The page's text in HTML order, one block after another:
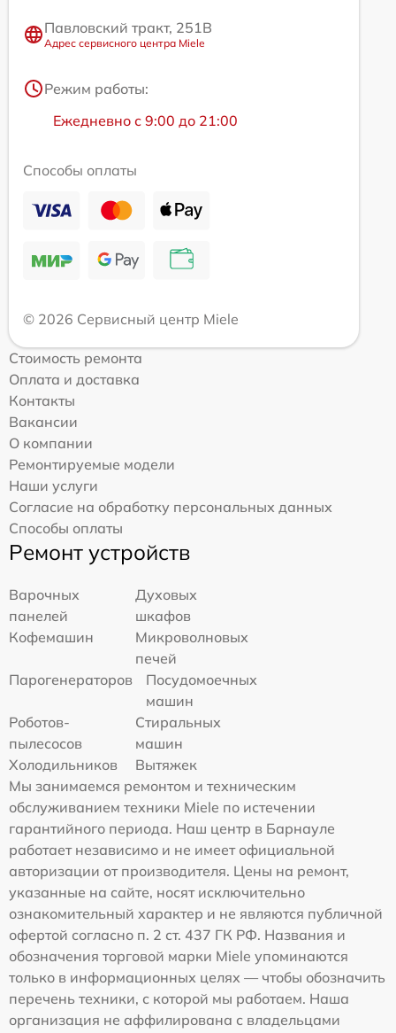
Павловский тракт, 251В
Адрес сервисного центра Miele
Режим работы:
Ежедневно с 9:00 до 21:00
Способы оплаты
© 2026 Сервисный центр Miele
Стоимость ремонта
Оплата и доставка
Контакты
Вакансии
О компании
Ремонтируемые модели
Наши услуги
Согласие на обработку персональных данных
Способы оплаты
Ремонт устройств
Варочных
панелей
Духовых
шкафов
Кофемашин
Микроволновых
печей
Парогенераторов
Посудомоечных
машин
Роботов-
пылесосов
Стиральных
машин
Холодильников
Вытяжек
Мы занимаемся ремонтом и техническим
обслуживанием техники Miele по истечении
гарантийного периода. Наш центр в Барнауле
работает независимо и не имеет официальной
авторизации от производителя. Цены на ремонт,
указанные на сайте, носят исключительно
ознакомительный характер и не являются публичной
офертой согласно п. 2 ст. 437 ГК РФ. Названия и
обозначения торговой марки Miele упоминаются
только в информационных целях — чтобы обозначить
перечень техники, с которой мы работаем. Наша
организация не аффилирована с владельцами